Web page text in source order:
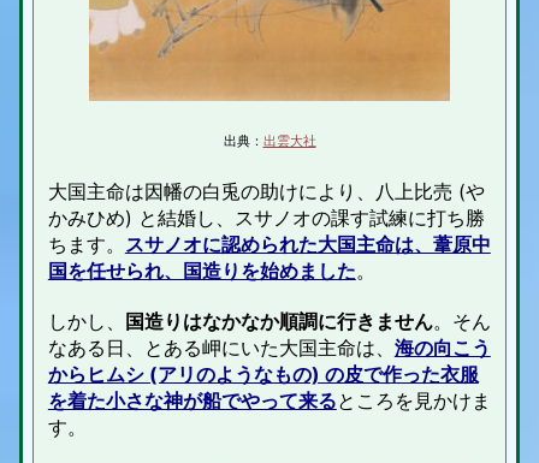
出典： 出雲大社
大国主命は因幡の白兎の助けにより、八上比売 (や
かみひめ) と結婚し、スサノオの課す試練に打ち勝
ちます。
スサノオに認められた大国主命は、葦原中
国を任せられ、国造りを始めました。
しかし、 国造りはなかなか順調に行きません。そん
なある日、とある岬にいた大国主命は、 海の向こう
からヒムシ (アリのようなもの) の皮で作った衣服
を着た小さな神が船でやって来るところを見かけま
す。